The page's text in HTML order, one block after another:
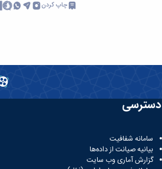
چاپ کردن
دسترسی
سامانه شفافیت
بیانیه صیانت از داده‌ها
گزارش آماری وب‌ سایت